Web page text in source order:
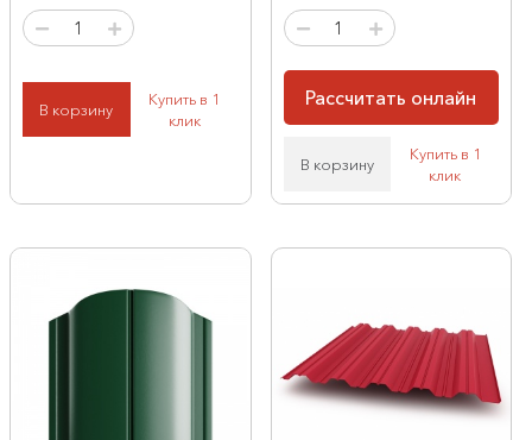
В корзину
Купить в 1
клик
Рассчитать онлайн
В корзину
Купить в 1
клик